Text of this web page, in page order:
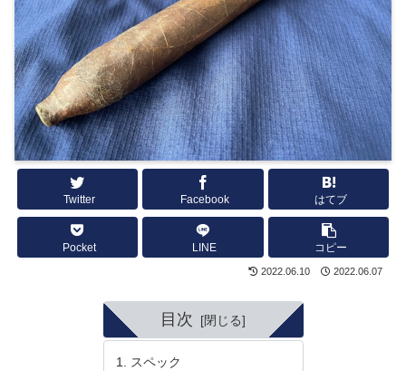
Twitter Facebook はてブ
Pocket LINE コピー
2022.06.10 2022.06.07
目次
スペック